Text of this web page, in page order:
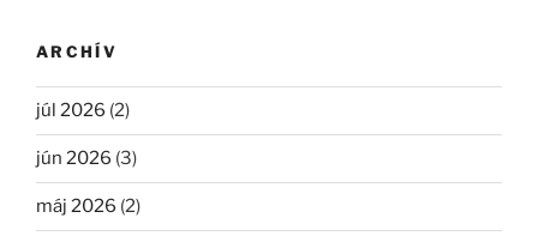
ARCHÍV
júl 2026 (2)
jún 2026 (3)
máj 2026 (2)